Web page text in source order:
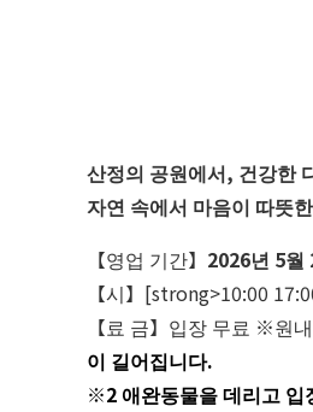
산정의 공원에서, 건강한
자연 속에서 마음이 따뜻
【영업 기간】 2026년 5
【시】[strong>10:00
【료 금】입장 무료 ※원
이 길어집니다.
※2 애완동물을 데리고 입